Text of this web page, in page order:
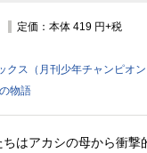
定価：本体 419 円+税
クス（月刊少年チャンピオン
物語
はアカシの母から衝撃